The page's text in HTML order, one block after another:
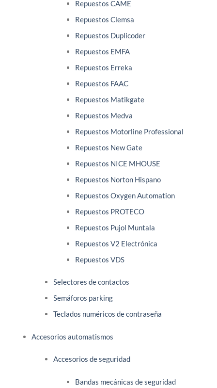
Repuestos CAME
Repuestos Clemsa
Repuestos Duplicoder
Repuestos EMFA
Repuestos Erreka
Repuestos FAAC
Repuestos Matikgate
Repuestos Medva
Repuestos Motorline Professional
Repuestos New Gate
Repuestos NICE MHOUSE
Repuestos Norton Hispano
Repuestos Oxygen Automation
Repuestos PROTECO
Repuestos Pujol Muntala
Repuestos V2 Electrónica
Repuestos VDS
Selectores de contactos
Semáforos parking
Teclados numéricos de contraseña
Accesorios automatismos
Accesorios de seguridad
Bandas mecánicas de seguridad